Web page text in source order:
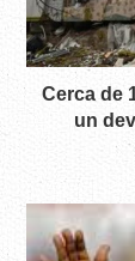
Cerca de
un